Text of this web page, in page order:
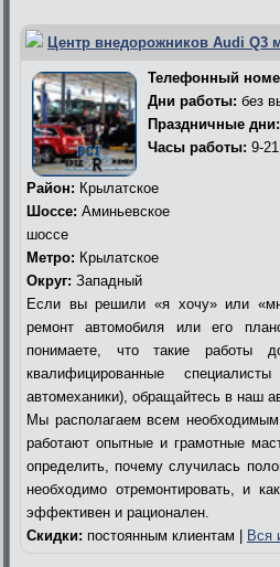
Центр внедорожников Audi Q3
Телефонный
Дни работы: без
Праздничные дни:
Часы работы: 9-21
Район: Крылатское
Шоссе: Аминьевское
шоссе
Метро: Крылатское
Округ: Западный
Если вы решили «я хочу» или
ремонт автомобиля или его
понимаете, что такие работы
квалифицированные
автомеханики), обращайтесь в наш
Мы располагаем всем
работают опытные и грамотные
определить, почему случилась
необходимо отремонтировать, и
эффективен и рационален.
Скидки: постоянным клиентам | Вся